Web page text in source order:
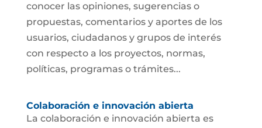
conocer las opiniones, sugerencias o
propuestas, comentarios y aportes de los
usuarios, ciudadanos y grupos de interés
con respecto a los proyectos, normas,
políticas, programas o trámites...
Colaboración e innovación abierta
La colaboración e innovación abierta es